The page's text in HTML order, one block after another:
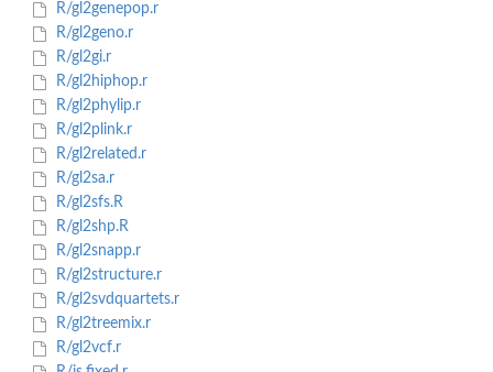
R/gl2genepop.r
R/gl2geno.r
R/gl2gi.r
R/gl2hiphop.r
R/gl2phylip.r
R/gl2plink.r
R/gl2related.r
R/gl2sa.r
R/gl2sfs.R
R/gl2shp.R
R/gl2snapp.r
R/gl2structure.r
R/gl2svdquartets.r
R/gl2treemix.r
R/gl2vcf.r